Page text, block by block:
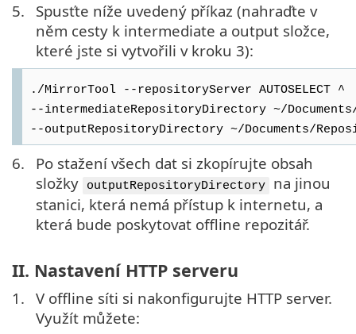
5.
Spusťte níže uvedený příkaz (nahraďte v
něm cesty k intermediate a output složce,
které jste si vytvořili v kroku 3):
./MirrorTool --repositoryServer AUTOSELECT ^
--intermediateRepositoryDirectory ~/
--outputRepositoryDirectory ~/Documents/
6.
Po stažení všech dat si zkopírujte obsah
složky
outputRepositoryDirectory
na jinou
stanici, která nemá přístup k internetu, a
která bude poskytovat offline repozitář.
II. Nastavení HTTP serveru
1. V offline síti si nakonfigurujte HTTP server.
Využít můžete: